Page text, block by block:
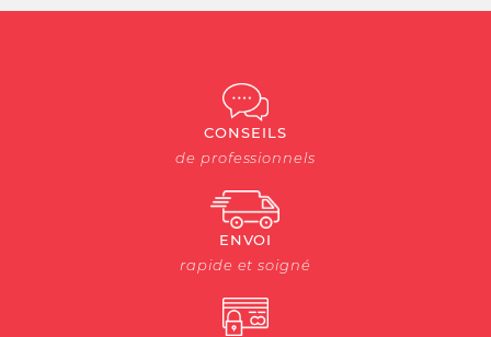
CONSEILS
de professionnels
ENVOI
rapide et soigné